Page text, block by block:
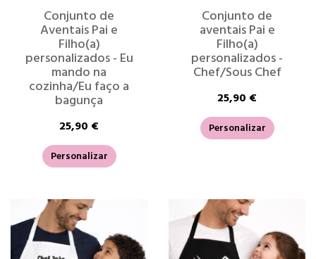
Conjunto de
Aventais Pai e
Filho(a)
personalizados - Eu
mando na
cozinha/Eu faço a
bagunça
25,90 €
Personalizar
Conjunto de
aventais Pai e
Filho(a)
personalizados -
Chef/Sous Chef
25,90 €
Personalizar